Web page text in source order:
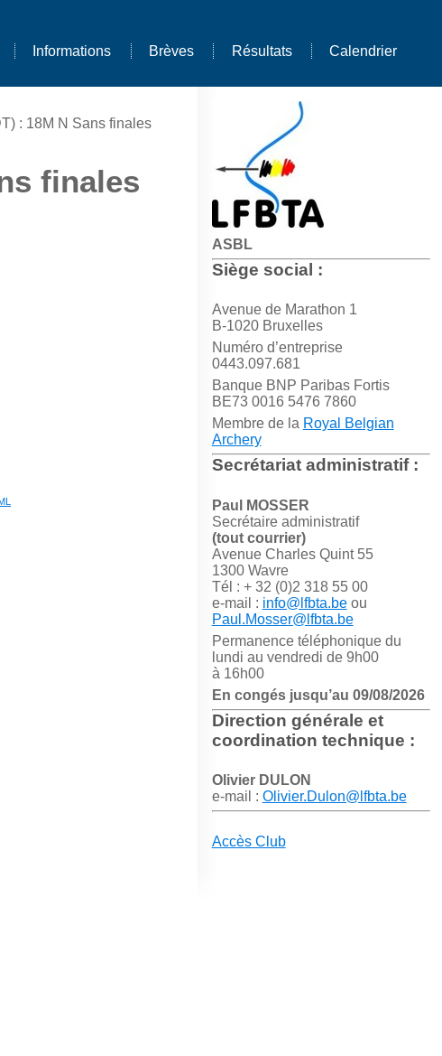
Informations Brèves Résultats Calendrier
ASBL
Siège social :
Avenue de Marathon 1
B-1020 Bruxelles
Numéro d’entreprise
0443.097.681
Banque BNP Paribas Fortis
BE73 0016 5476 7860
Membre de la Royal Belgian
Archery
Secrétariat administratif :
Paul MOSSER
Secrétaire administratif
(tout courrier)
Avenue Charles Quint 55
1300 Wavre
Tél : + 32 (0)2 318 55 00
e-mail : info@lfbta.beou
Paul.Mosser@lfbta.be
Permanence téléphonique du
lundi au vendredi de 9h00
à 16h00
En congés jusqu’au 09/08/2026
Direction générale et
coordination technique :
Olivier DULON
e-mail : Olivier.Dulon@lfbta.be
Accès Club
: 18M N Sans finales
finales